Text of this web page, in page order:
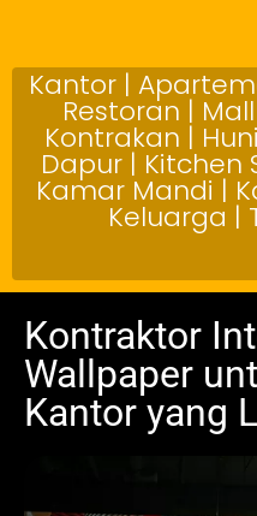
Kantor |
Restoran |
Kontrakan |
Dapur | Kitchen
Kamar Mandi |
Keluarga |
Kontraktor
Wallpaper
Kantor yang